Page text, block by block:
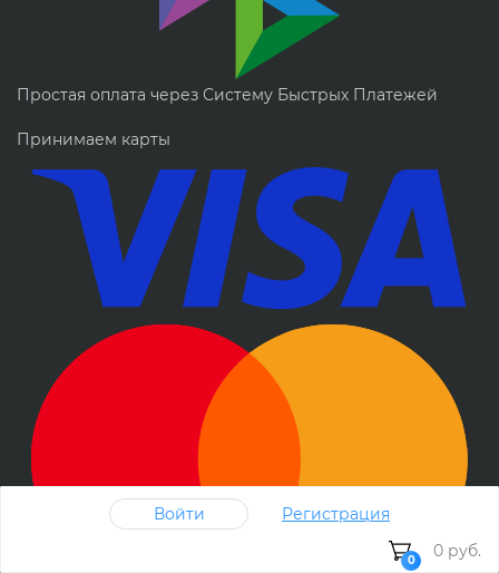
Простая оплата через Систему Быстрых Платежей
Принимаем карты
Войти Регистрация
0 0 руб.